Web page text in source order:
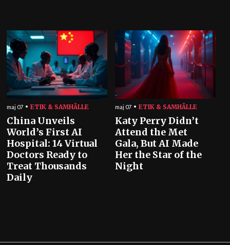
maj 07 ETIK & SAMHÄLLE
China Unveils
World’s First AI
Hospital: 14 Virtual
Doctors Ready to
Treat Thousands
Daily
maj 07 ETIK & SAMHÄLLE
Katy Perry Didn’t
Attend the Met
Gala, But AI Made
Her the Star of the
Night